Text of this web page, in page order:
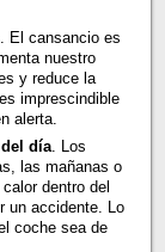
. El cansancio es
nuestro
y reduce la
imprescindible
alerta.
día. Los
las mañanas o
dentro del
un accidente. Lo
coche sea de